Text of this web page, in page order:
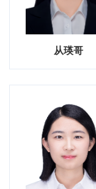
从瑛哥